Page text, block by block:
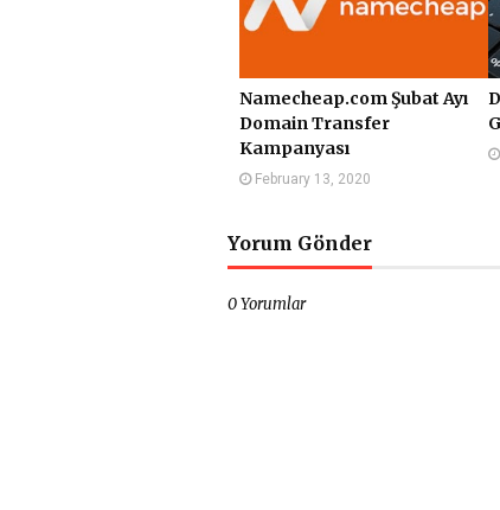
Namecheap.com Şubat Ayı
Domain Transfer
Kampanyası
February 13, 2020
Yorum Gönder
0 Yorumlar